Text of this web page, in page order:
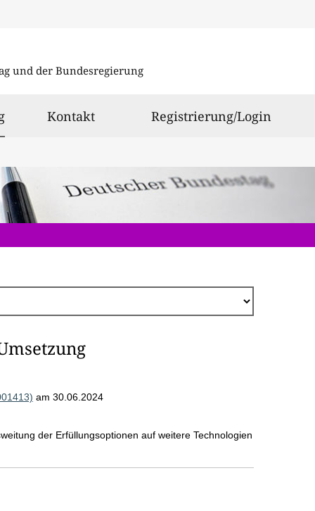
und der Bundesregierung
ausgewählt
Kontakt Registrierung/Login
am 30.06.2024
der Erfüllungsoptionen auf weitere Technologien